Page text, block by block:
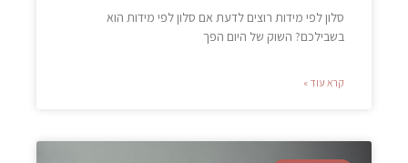
סלון לפי מידות רוצים לדעת אם סלון לפי מידות הוא
בשבילכם? השוק של היום הפך
קרא עוד »